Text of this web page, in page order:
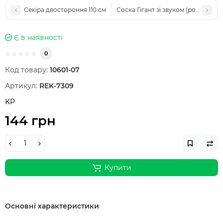
Секіра двостороння 110 см Соска Гігант зі звуком (рожева)
Є в наявності
0
Код товару: 10601-07
Артикул: REK-7309
KP
144 грн
Купити
Основні характеристики